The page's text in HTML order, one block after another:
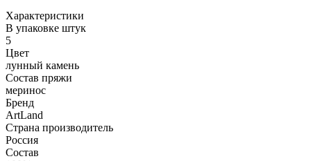
Характеристики
В упаковке штук
5
Цвет
лунный камень
Состав пряжи
меринос
Бренд
ArtLand
Страна производитель
Россия
Состав